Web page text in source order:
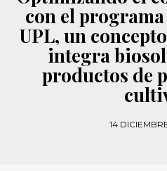
con el
UPL, un
integra
productos de
14